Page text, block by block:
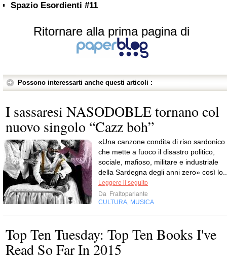
Spazio Esordienti #11
Ritornare alla prima pagina di
Possono interessarti anche questi articoli :
I sassaresi NASODOBLE tornano col
nuovo singolo “Cazz boh”
«Una canzone condita di riso sardonico
che mette a fuoco il disastro politico,
sociale, mafioso, militare e industriale
della Sardegna degli anni zero» così
Leggere il seguito
Da Fraltoparlante
CULTURA MUSICA
Top Ten Tuesday: Top Ten Books I've
Read So Far In 2015